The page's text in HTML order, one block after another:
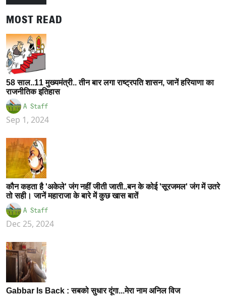
MOST READ
58 साल..11 मुख्यमंत्री.. तीन बार लगा राष्ट्रपति शासन, जानें हरियाणा का
राजनीतिक इतिहास
A Staff
Sep 1, 2024
कौन कहता है 'अकेले' जंग नहीं जीती जाती..बन के कोई 'सूरजमल' जंग में उतरे
तो सही। जानें महाराजा के बारे में कुछ खास बातें
A Staff
Dec 25, 2024
Gabbar Is Back : सबको सुधार दूंगा...मेरा नाम अनिल विज